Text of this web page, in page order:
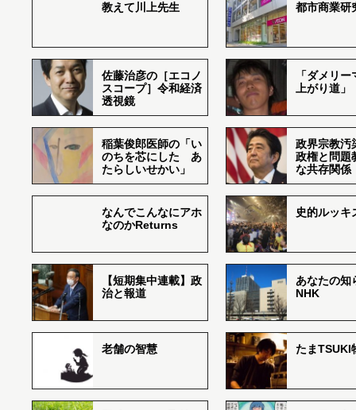
教えて川上先生 都市商業研
佐藤治彦の［エコノ
スコープ］令和経済
透視鏡
「ダメリ
上がり道」
稲葉俊郎医師の「い
のちを芯にした あ
たらしいせかい」
政界宗教汚
政権と問題
な共存関係
なんでこんなにアホ
なのかReturns
史的ルッキ
【短期集中連載】政
治と報道
あなたの知
NHK
老舗の智慧 たまTSUKI